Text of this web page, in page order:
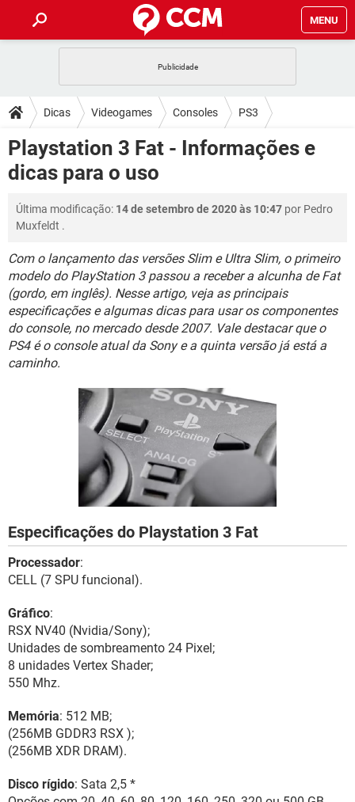
MENU
CELULAR FACEBOOK
OUTLOOK EXCEL
INSTAGRAM
DICAS
JOGOS WHATSAPP
CELULAR FACEBOOK
INSTAGRAM GMAIL
DOWNLOADS
JOGOS
OUTLOOK
INSTAGRAM GMAIL
GUIA DE COMPRAS
FÓRUM
JOGOS WHATSAPP
OUTLOOK EXCEL
INSTAGRAM GMAIL
GUIA DE COMPRAS
GLOSSÁRIO
JOGOS WHATSAPP
CELULAR FACEBOOK
OUTLOOK EXCEL
INSTAGRAM GMAIL
GUIA DE COMPRAS
Dicas Videogames Consoles PS3
Playstation 3 Fat - Informações e
dicas para o uso
Última modificação: 14 de setembro de 2020 às 10:47 por Pedro
Muxfeldt .
Com o lançamento das versões Slim e Ultra Slim, o primeiro
modelo do PlayStation 3 passou a receber a alcunha de Fat
(gordo, em inglês). Nesse artigo, veja as principais
especificações e algumas dicas para usar os componentes
do console, no mercado desde 2007. Vale destacar que o
PS4 é o console atual da Sony e a quinta versão já está a
caminho.
Especificações do Playstation 3 Fat
Processador:
CELL (7 SPU funcional).
Gráfico:
RSX NV40 (Nvidia/Sony);
Unidades de sombreamento 24 Pixel;
8 unidades Vertex Shader;
550 Mhz.
Memória: 512 MB;
(256MB GDDR3 RSX );
(256MB XDR DRAM).
Disco rígido: Sata 2,5 *